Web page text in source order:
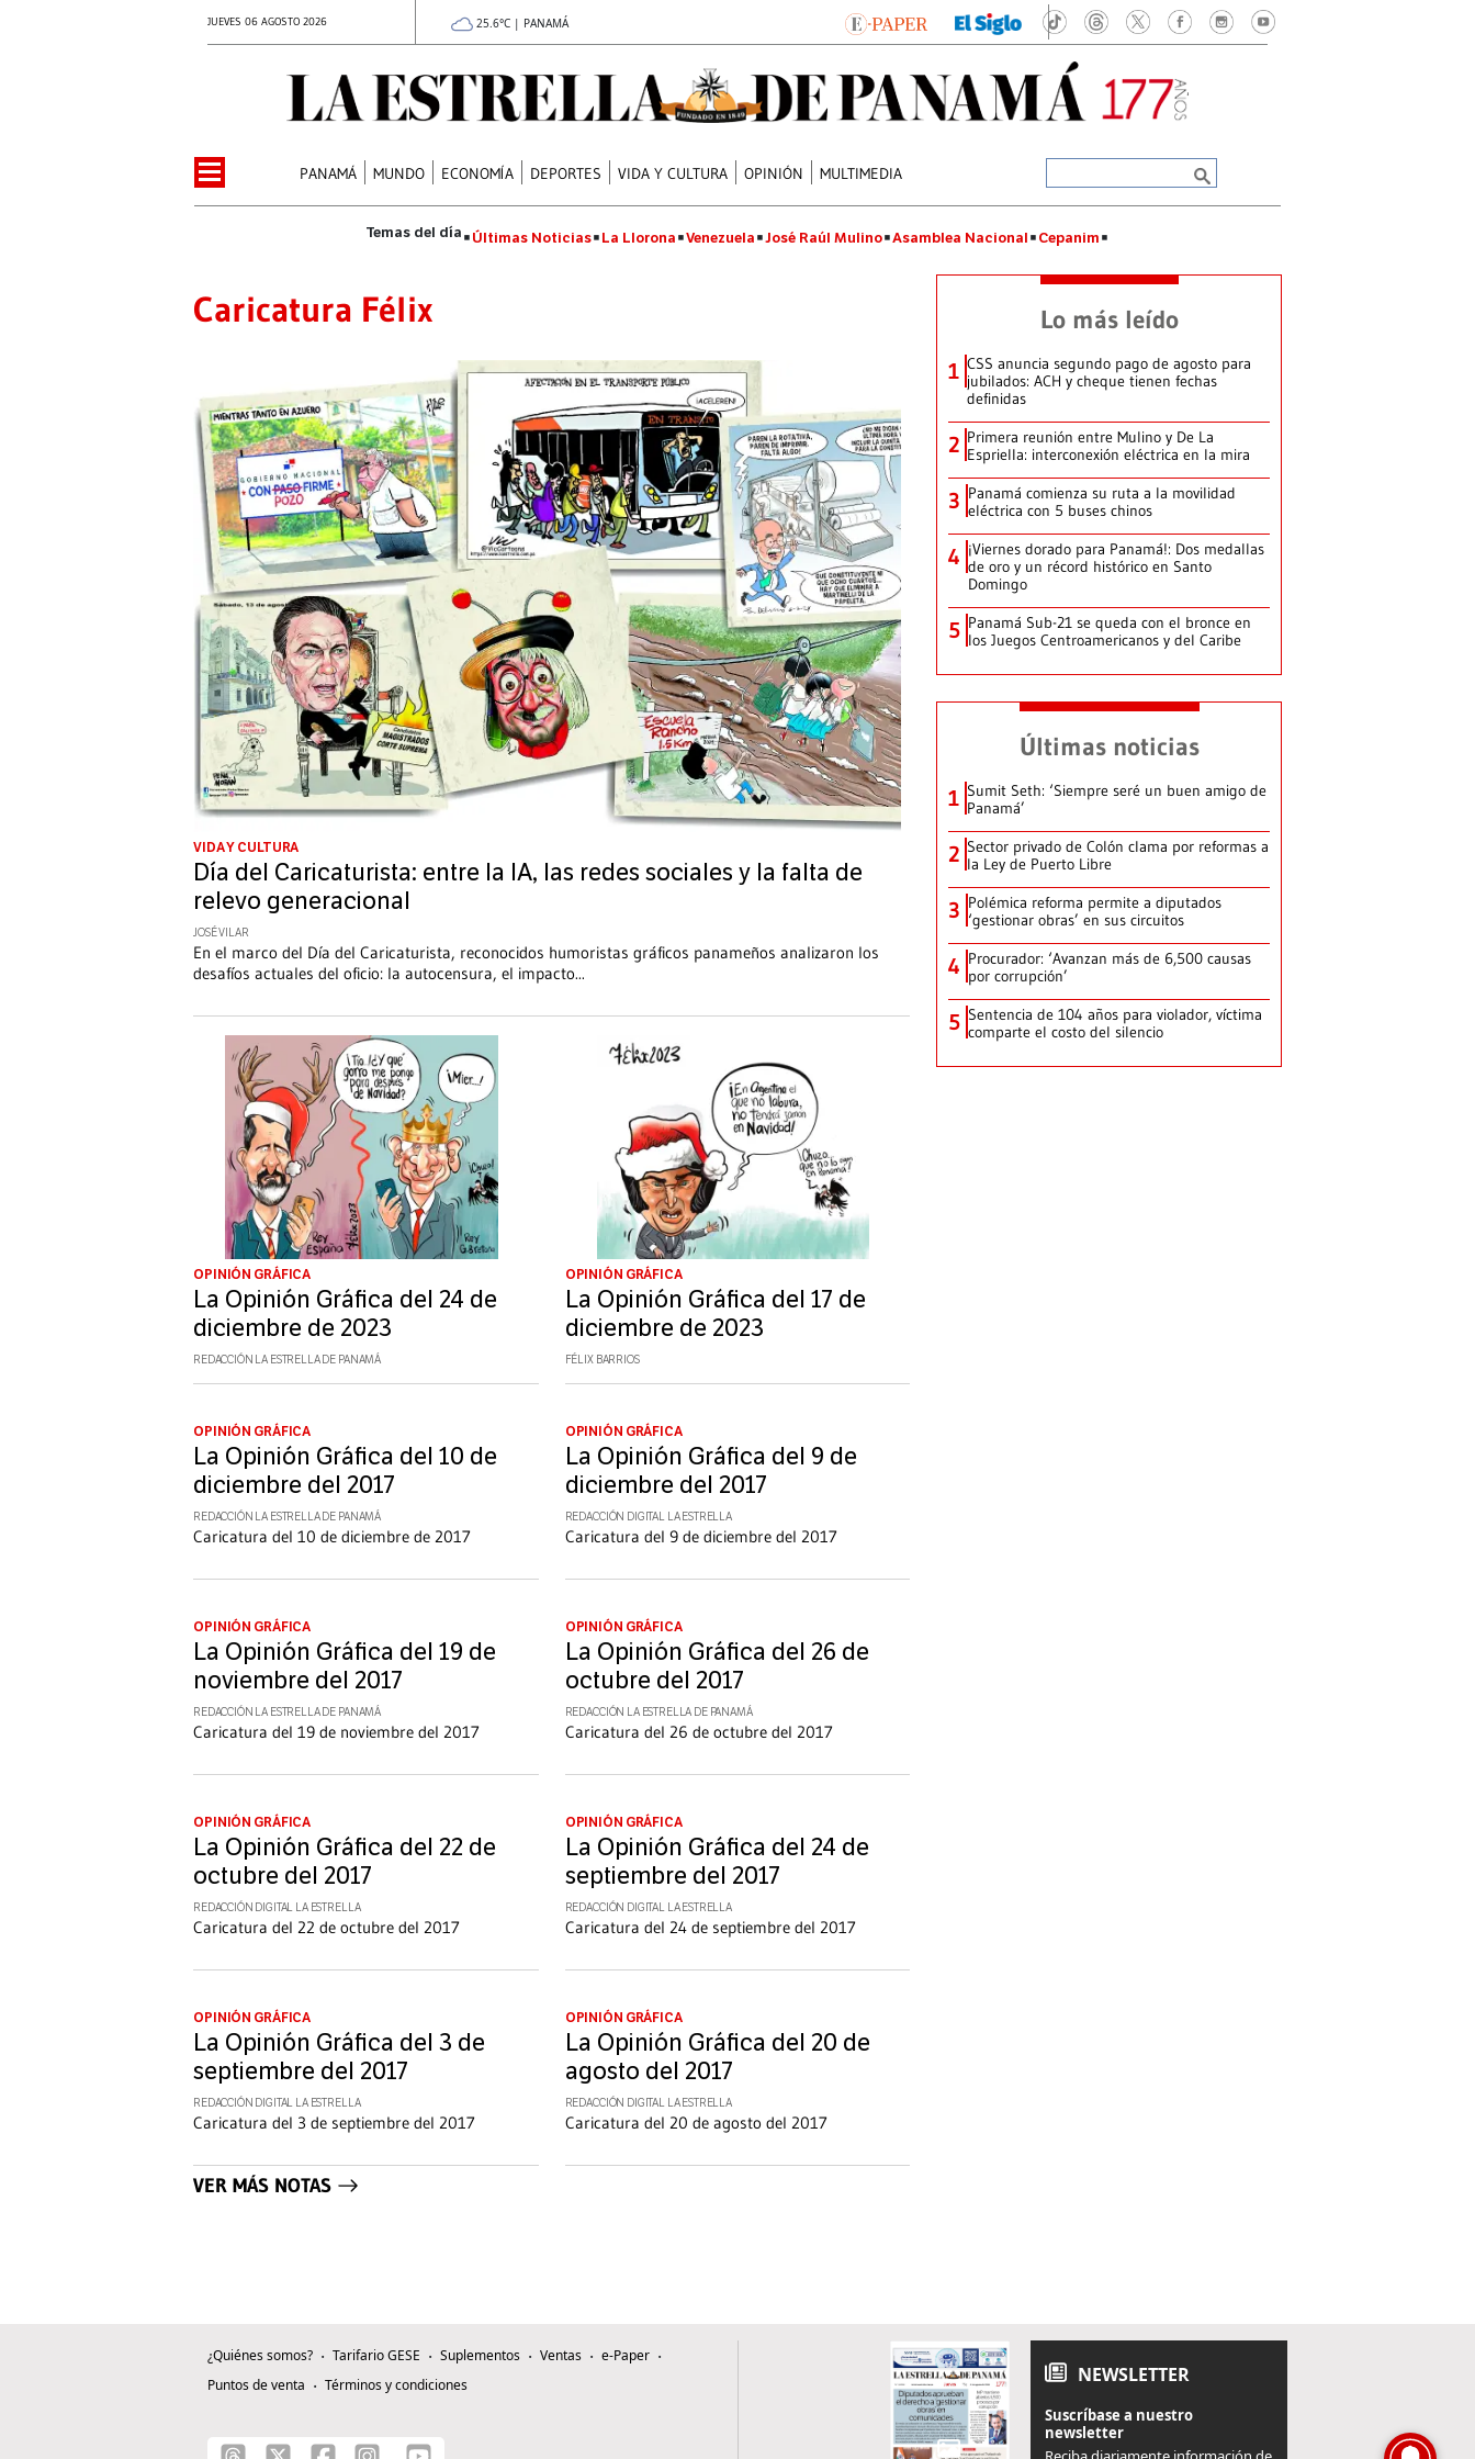
JUEVES 06 AGOSTO 2026 25.6°C | PANAMÁ
PANAMÁ MUNDO ECONOMÍA DEPORTES VIDA Y CULTURA OPINIÓN MULTIMEDIA
Últimas Noticias La Llorona Venezuela José Raúl Mulino Asamblea Nacional Cepanim
Caricatura Félix
VIDA Y CULTURA
Día del Caricaturista: entre la IA, las redes sociales y la falta de
relevo generacional
JOSÉ VILAR
En el marco del Día del Caricaturista, reconocidos humoristas gráficos panameños analizaron los
desafíos actuales del oficio: la autocensura, el impacto...
OPINIÓN GRÁFICA
La Opinión Gráfica del 24 de
diciembre de 2023
REDACCIÓN LA ESTRELLA DE PANAMÁ
OPINIÓN GRÁFICA
La Opinión Gráfica del 17 de
diciembre de 2023
FÉLIX BARRIOS
OPINIÓN GRÁFICA
La Opinión Gráfica del 10 de
diciembre del 2017
REDACCIÓN LA ESTRELLA DE PANAMÁ
Caricatura del 10 de diciembre de 2017
OPINIÓN GRÁFICA
La Opinión Gráfica del 9 de
diciembre del 2017
REDACCIÓN DIGITAL LA ESTRELLA
Caricatura del 9 de diciembre del 2017
OPINIÓN GRÁFICA
La Opinión Gráfica del 19 de
noviembre del 2017
REDACCIÓN LA ESTRELLA DE PANAMÁ
Caricatura del 19 de noviembre del 2017
OPINIÓN GRÁFICA
La Opinión Gráfica del 26 de
octubre del 2017
REDACCIÓN LA ESTRELLA DE PANAMÁ
Caricatura del 26 de octubre del 2017
OPINIÓN GRÁFICA
La Opinión Gráfica del 22 de
octubre del 2017
REDACCIÓN DIGITAL LA ESTRELLA
Caricatura del 22 de octubre del 2017
OPINIÓN GRÁFICA
La Opinión Gráfica del 24 de
septiembre del 2017
REDACCIÓN DIGITAL LA ESTRELLA
Caricatura del 24 de septiembre del 2017
OPINIÓN GRÁFICA
La Opinión Gráfica del 3 de
septiembre del 2017
REDACCIÓN DIGITAL LA ESTRELLA
Caricatura del 3 de septiembre del 2017
OPINIÓN GRÁFICA
La Opinión Gráfica del 20 de
agosto del 2017
REDACCIÓN DIGITAL LA ESTRELLA
Caricatura del 20 de agosto del 2017
VER MÁS NOTAS
Lo más leído
1 CSS anuncia segundo pago de agosto para
jubilados: ACH y cheque tienen fechas
definidas
2 Primera reunión entre Mulino y De La
Espriella: interconexión eléctrica en la mira
3 Panamá comienza su ruta a la movilidad
eléctrica con 5 buses chinos
4 ¡Viernes dorado para Panamá!: Dos medallas
de oro y un récord histórico en Santo
Domingo
5 Panamá Sub-21 se queda con el bronce en
los Juegos Centroamericanos y del Caribe
Últimas noticias
1 Sumit Seth: ‘Siempre seré un buen amigo de
Panamá’
2 Sector privado de Colón clama por reformas a
la Ley de Puerto Libre
3 Polémica reforma permite a diputados
‘gestionar obras’ en sus circuitos
4 Procurador: ‘Avanzan más de 6,500 causas
por corrupción’
5 Sentencia de 104 años para violador, víctima
comparte el costo del silencio
¿Quiénes somos? Tarifario GESE Suplementos Ventas
e-Paper
Puntos de venta
Términos y condiciones NEWSLETTER
Suscríbase a nuestro
newsletter